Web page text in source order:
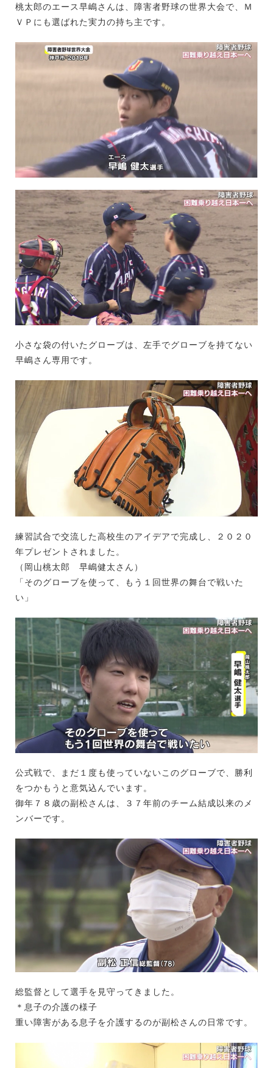
桃太郎のエース早嶋さんは、障害者野球の世界大会で、Ｍ
ＶＰにも選ばれた実力の持ち主です。
小さな袋の付いたグローブは、左手でグローブを持てない
早嶋さん専用です。
練習試合で交流した高校生のアイデアで完成し、２０２０
年プレゼントされました。
（岡山桃太郎 早嶋健太さん）
「そのグローブを使って、もう１回世界の舞台で戦いた
い」
公式戦で、まだ１度も使っていないこのグローブで、勝利
をつかもうと意気込んでいます。
御年７８歳の副松さんは、３７年前のチーム結成以来のメ
ンバーです。
総監督として選手を見守ってきました。
＊息子の介護の様子
重い障害がある息子を介護するのが副松さんの日常です。